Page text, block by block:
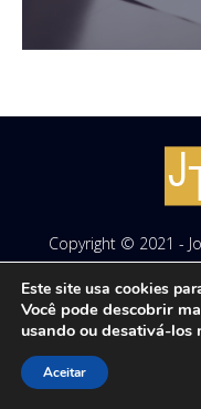
Copyright © 2021 -
Este site usa cookies
Você pode descobrir
usando ou desativá-los
Aceitar